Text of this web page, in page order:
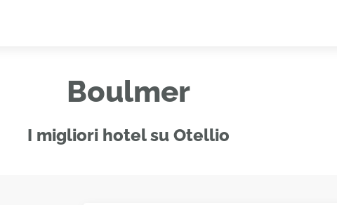
Boulmer
I migliori hotel su Otellio